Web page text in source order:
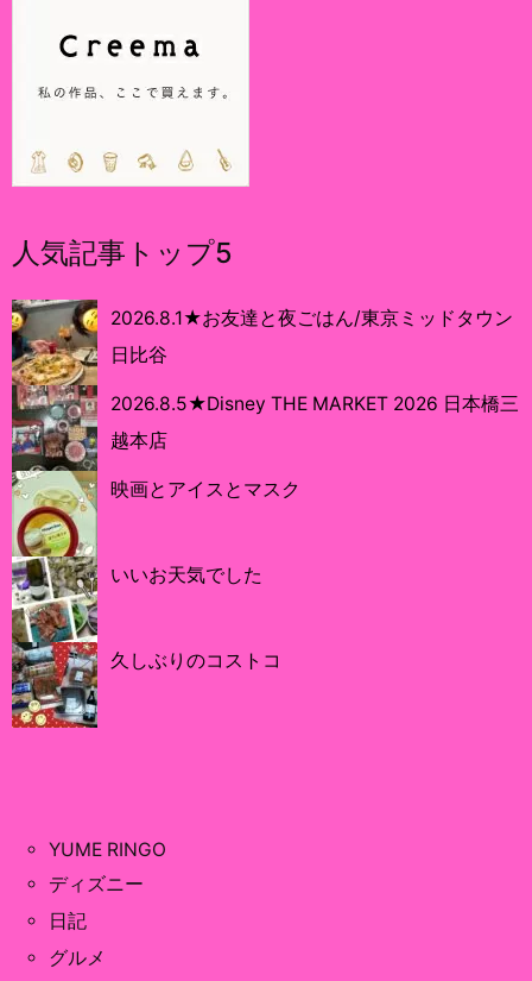
人気記事トップ5
2026.8.1★お友達と夜ごはん/東京ミッドタウン
日比谷
2026.8.5★Disney THE MARKET 2026 日本橋三
越本店
映画とアイスとマスク
いいお天気でした
久しぶりのコストコ
YUME RINGO
ディズニー
日記
グルメ